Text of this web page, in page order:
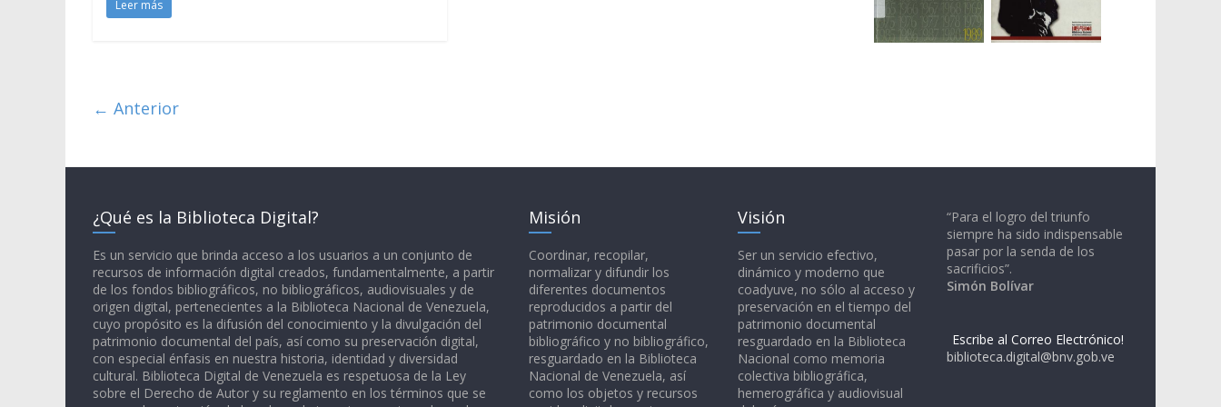
Leer más
← Anterior
¿Qué es la Biblioteca Digital?
Es un servicio que brinda acceso a los usuarios a un conjunto de
recursos de información digital creados, fundamentalmente, a partir
de los fondos bibliográficos, no bibliográficos, audiovisuales y de
origen digital, pertenecientes a la Biblioteca Nacional de Venezuela,
cuyo propósito es la difusión del conocimiento y la divulgación del
patrimonio documental del país, así como su preservación digital,
con especial énfasis en nuestra historia, identidad y diversidad
cultural. Biblioteca Digital de Venezuela es respetuosa de la Ley
sobre el Derecho de Autor y su reglamento en los términos que se
Misión
Coordinar, recopilar,
normalizar y difundir los
diferentes documentos
reproducidos a partir del
patrimonio documental
bibliográfico y no bibliográfico,
resguardado en la Biblioteca
Nacional de Venezuela, así
como los objetos y recursos
Visión
Ser un servicio efectivo,
dinámico y moderno que
coadyuve, no sólo al acceso y
preservación en el tiempo del
patrimonio documental
resguardado en la Biblioteca
Nacional como memoria
colectiva bibliográfica,
hemerográfica y audiovisual
“Para el logro del triunfo
siempre ha sido indispensable
pasar por la senda de los
sacrificios”.
Simón Bolívar
Escribe al Correo Electrónico!
biblioteca.digital@bnv.gob.ve